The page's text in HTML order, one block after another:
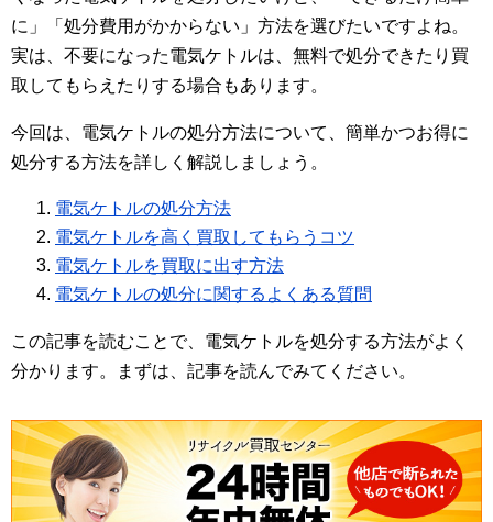
に」「処分費用がかからない」方法を選びたいですよね。
実は、不要になった電気ケトルは、無料で処分できたり買
取してもらえたりする場合もあります。
今回は、電気ケトルの処分方法について、簡単かつお得に
処分する方法を詳しく解説しましょう。
電気ケトルの処分方法
電気ケトルを高く買取してもらうコツ
電気ケトルを買取に出す方法
電気ケトルの処分に関するよくある質問
この記事を読むことで、電気ケトルを処分する方法がよく
分かります。まずは、記事を読んでみてください。